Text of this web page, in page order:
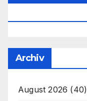
Archiv
August 2026 (40)